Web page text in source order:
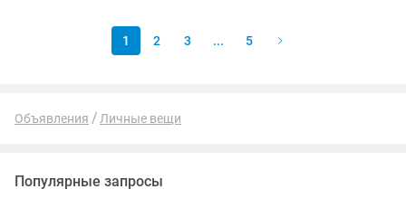
1 2 3 ... 5
Объявления Личные вещи
Популярные запросы